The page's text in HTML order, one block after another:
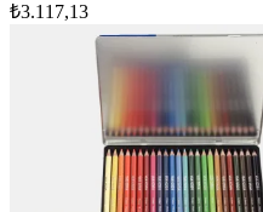
₺3.117,13